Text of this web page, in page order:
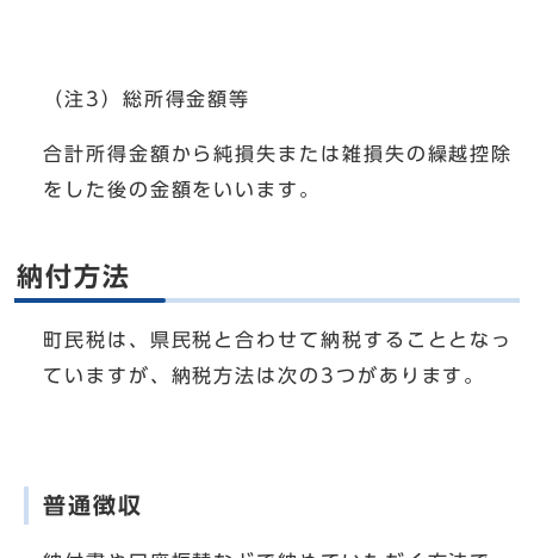
（注3）総所得金額等
合計所得金額から純損失または雑損失の繰越控除
をした後の金額をいいます。
納付方法
町民税は、県民税と合わせて納税することとなっ
ていますが、納税方法は次の3つがあります。
普通徴収